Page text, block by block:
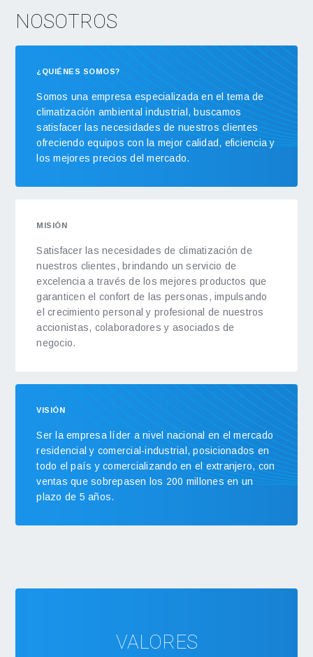
NOSOTROS
¿QUIÉNES SOMOS?
Somos una empresa especializada en el tema de
climatización ambiental industrial, buscamos
satisfacer las necesidades de nuestros clientes
ofreciendo equipos con la mejor calidad, eficiencia y
los mejores precios del mercado.
MISIÓN
Satisfacer las necesidades de climatización de
nuestros clientes, brindando un servicio de
excelencia a través de los mejores productos que
garanticen el confort de las personas, impulsando
el crecimiento personal y profesional de nuestros
accionistas, colaboradores y asociados de
negocio.
VISIÓN
Ser la empresa líder a nivel nacional en el mercado
residencial y comercial-industrial, posicionados en
todo el país y comercializando en el extranjero, con
ventas que sobrepasen los 200 millones en un
plazo de 5 años.
VALORES